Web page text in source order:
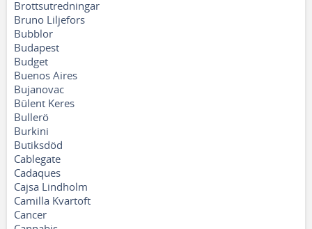
Brottsutredningar
Bruno Liljefors
Bubblor
Budapest
Budget
Buenos Aires
Bujanovac
Bülent Keres
Bullerö
Burkini
Butiksdöd
Cablegate
Cadaques
Cajsa Lindholm
Camilla Kvartoft
Cancer